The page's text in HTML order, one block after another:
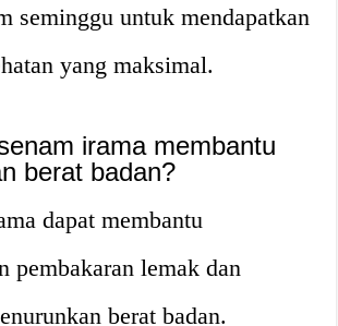
seminggu untuk mendapatkan
yang maksimal.
irama membantu
berat badan?
dapat membantu
pembakaran lemak dan
berat badan.